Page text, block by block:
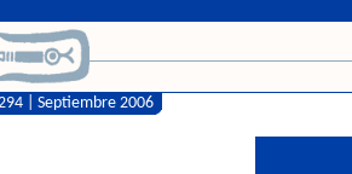
| Septiembre 2006